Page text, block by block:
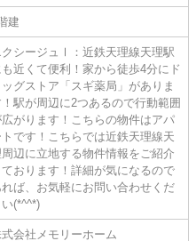
建
クシージュⅠ：近鉄天理線天理駅
も近くて便利！家から徒歩4分にド
ッグストア「スギ薬局」がありま
駅が周辺に2つあるので行動範囲
広がります！こちらの物件はアパ
トです！こちらでは近鉄天理線天
辺に立地する物件情報をご紹介
ております！詳細が気になるので
ば、お気軽にお問い合わせくだ
い(*^^*)
会社メモリーホーム